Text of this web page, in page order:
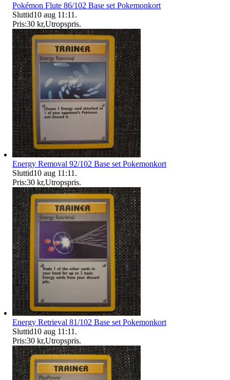
Pokémon Flute 86/102 Base set Pokemonkort
Sluttid10 aug 11:11 .
Pris:30 kr,Utropspris.
Energy Removal 92/102 Base set Pokemonkort
Sluttid10 aug 11:11 .
Pris:30 kr,Utropspris.
Energy Retrieval 81/102 Base set Pokemonkort
Sluttid10 aug 11:11 .
Pris:30 kr,Utropspris.